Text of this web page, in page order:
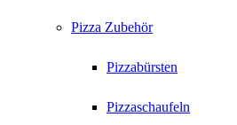
Pizza Zubehör
Pizzabürsten
Pizzaschaufeln